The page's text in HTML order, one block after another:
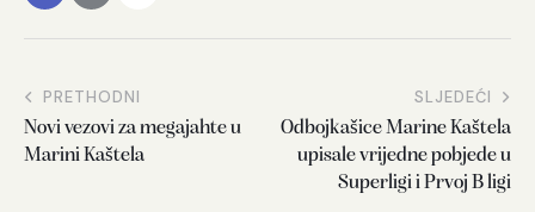
PRETHODNI
Novi vezovi za megajahte u
Marini Kaštela
SLJEDEĆI
Odbojkašice Marine Kaštela
upisale vrijedne pobjede u
Superligi i Prvoj B ligi